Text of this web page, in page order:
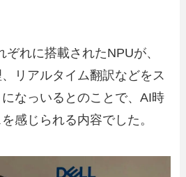
ぞれに搭載されたNPUが、
リアルタイム翻訳などをス
なっいるとのことで、AI時
感じられる内容でした。